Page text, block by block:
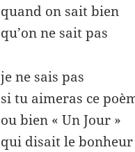
quand on sait bien
qu’on ne sait pas
je ne sais pas
si tu aimeras ce
ou bien « Un Jour »
qui disait le